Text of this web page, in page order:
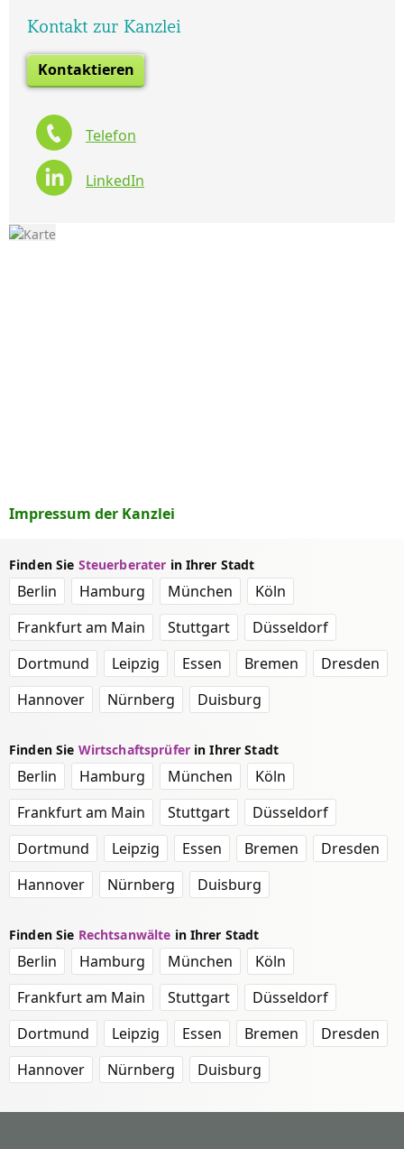
Kontakt zur Kanzlei
Kontaktieren
Telefon
LinkedIn
Impressum der Kanzlei
Finden Sie Steuerberater in Ihrer Stadt
Berlin Hamburg München
Köln
Frankfurt am Main
Stuttgart
Düsseldorf
Dortmund
Leipzig Essen Bremen
Dresden
Hannover
Nürnberg Duisburg
Finden Sie Wirtschaftsprüferin Ihrer Stadt
Berlin Hamburg München
Köln
Frankfurt am Main
Stuttgart
Düsseldorf
Dortmund
Leipzig Essen Bremen
Dresden
Hannover
Nürnberg Duisburg
Finden Sie Rechtsanwälte in Ihrer Stadt
Berlin Hamburg München
Köln
Frankfurt am Main
Stuttgart
Düsseldorf
Dortmund
Leipzig Essen Bremen
Dresden
Hannover
Nürnberg Duisburg